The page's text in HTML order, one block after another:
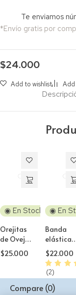
Te enviamos
*Envío gratis por
$24.000
Add to wishlist
◉ En Stock
Orejitas
de Oveja
Cosplay
Diadema
$25.000
◉ En
Banda
elástica
para
pelucas
de
$22.000
(2)
Compare (0)